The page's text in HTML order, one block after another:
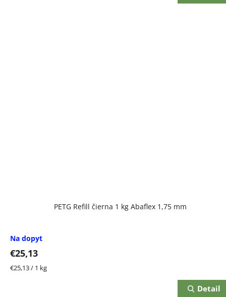
PETG Refill čierna 1 kg Abaflex 1,75 mm
Na dopyt
€25,13
Jednotková
€25,13 / 1 kg
Detail